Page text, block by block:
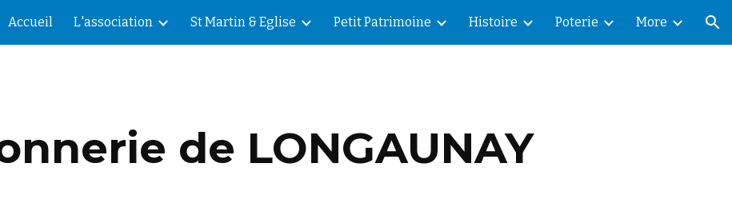
Skip to main content Skip to navigation
Accueil L'association St Martin & Eglise Petit Patrimoine Histoire Poterie More
de LONGAUNAY